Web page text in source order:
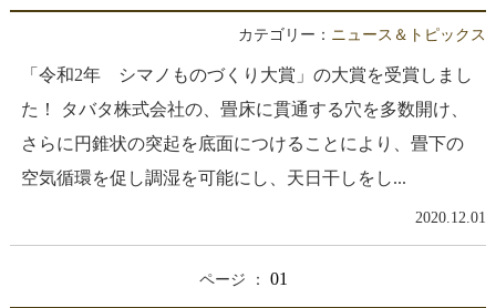
カテゴリー： ニュース＆トピックス
「令和2年 シマノものづくり大賞」の大賞を受賞しまし
た！ タバタ株式会社の、畳床に貫通する穴を多数開け、
さらに円錐状の突起を底面につけることにより、畳下の
空気循環を促し調湿を可能にし、天日干しをし...
2020.12.01
ページ ： 01